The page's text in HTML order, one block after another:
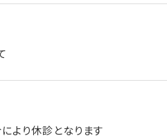
より休診となります